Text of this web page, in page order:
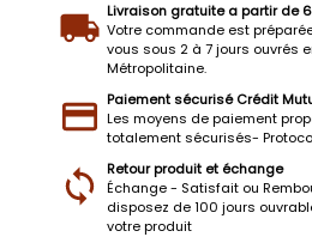
Livraison gratuite a partir de
Votre commande est
vous sous 2 à 7 jours ouvrés
Métropolitaine.
Paiement sécurisé Crédit
Les moyens de paiement
totalement sécurisés-
Retour produit et échange
Échange - Satisfait ou
disposez de 100 jours
votre produit